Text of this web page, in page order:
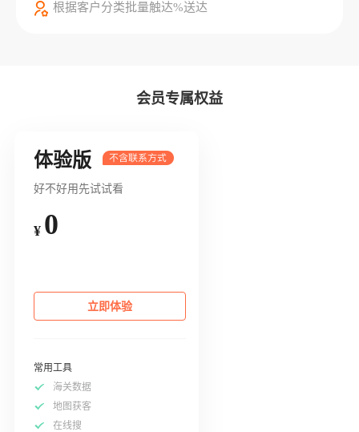
根据客户分类批量触达%送达
会员专属权益
体验版
好不好用先试试看
¥ 0
立即体验
常用工具
海关数据
地图获客
在线搜